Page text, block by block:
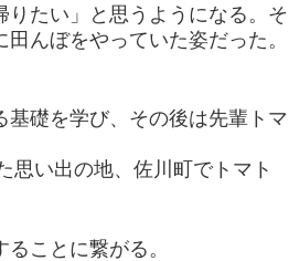
たい」と思うようになる。そ
んぼをやっていた姿だった。
礎を学び、その後は先輩トマ
思い出の地、佐川町でトマト
ことに繋がる。